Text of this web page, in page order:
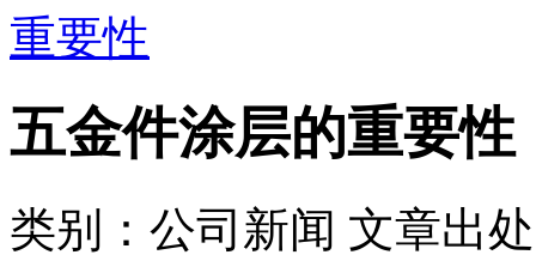
重要性
五金件涂层的重要性
类别：公司新闻 文章出